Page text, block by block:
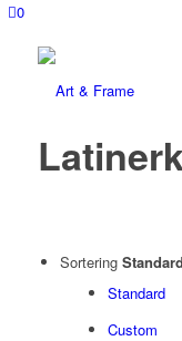
0
Sortering Standard
Standard
Custom